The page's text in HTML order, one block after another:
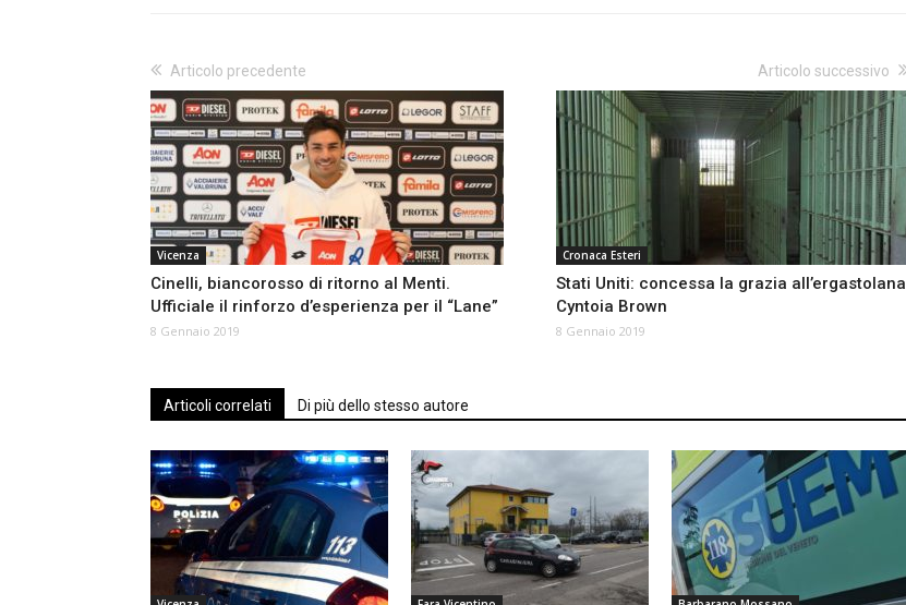
Articolo precedente
Vicenza
Cinelli, biancorosso di ritorno al Menti.
Ufficiale il rinforzo d’esperienza per il “Lane”
8 Gennaio 2019
Articolo successivo
Cronaca Esteri
Stati Uniti: concessa la grazia all’ergastolana
Cyntoia Brown
8 Gennaio 2019
Articoli correlati Di più dello stesso autore